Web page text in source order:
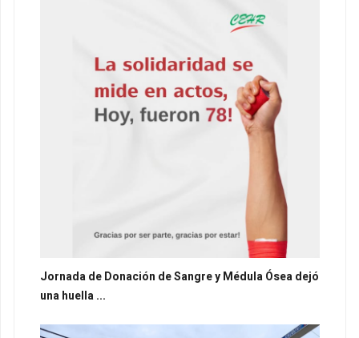
Jornada de Donación de Sangre y Médula Ósea dejó
una huella ...